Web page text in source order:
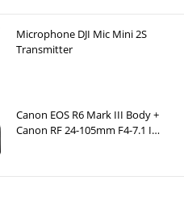
Microphone DJI Mic Mini 2S
Transmitter
Canon EOS R6 Mark III Body +
Canon RF 24-105mm F4-7.1 IS